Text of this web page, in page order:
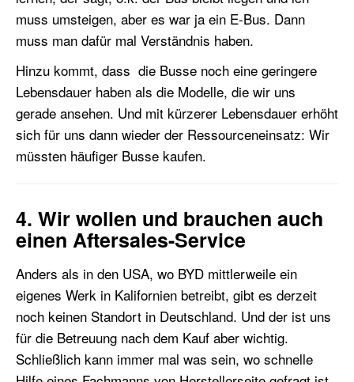
muss umsteigen, aber es war ja ein E-Bus. Dann
muss man dafür mal Verständnis haben.
Hinzu kommt, dass die Busse noch eine geringere
Lebensdauer haben als die Modelle, die wir uns
gerade ansehen. Und mit kürzerer Lebensdauer erhöht
sich für uns dann wieder der Ressourceneinsatz: Wir
müssten häufiger Busse kaufen.
4. Wir wollen und brauchen auch
einen Aftersales-Service
Anders als in den USA, wo BYD mittlerweile ein
eigenes Werk in Kalifornien betreibt, gibt es derzeit
noch keinen Standort in Deutschland. Und der ist uns
für die Betreuung nach dem Kauf aber wichtig.
Schließlich kann immer mal was sein, wo schnelle